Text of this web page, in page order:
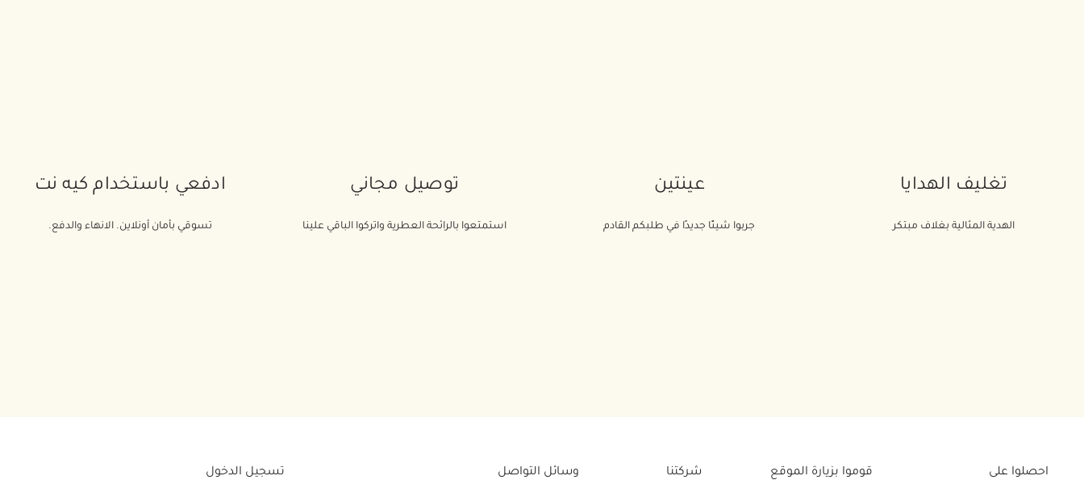
تغليف الهدايا
الهدية المثالية بغلاف مبتكر
عينتين
جربوا شيئًا جديدًا في طلبكم القادم
توصيل مجاني
استمتعوا بالرائحة العطرية واتركوا الباقي علينا
ادفعي باستخدام كيه نت
تسوقي بأمان أونلاين. الانهاء والدفع.
تسجيل الدخول
احصلوا على
قوموا بزيارة الموقع
شركتنا وسائل التواصل